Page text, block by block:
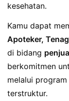
kesehatan.
Kamu dapat
Apoteker,
di bidang
berkomitmen
melalui
terstruktur.